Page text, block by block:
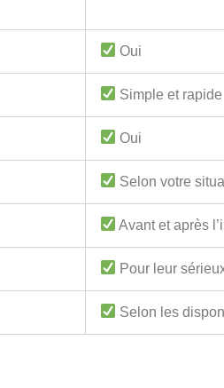
Oui
Simple et rapide
Oui
Selon votre
Avant et après
Pour leur
Selon les